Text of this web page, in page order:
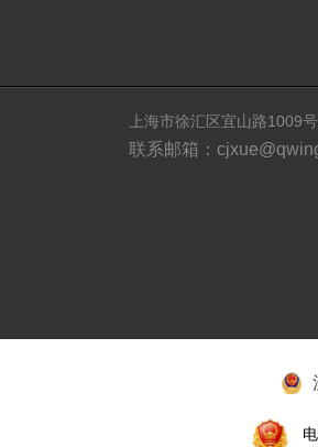
上海市徐汇区宜山路1009
联系邮箱：